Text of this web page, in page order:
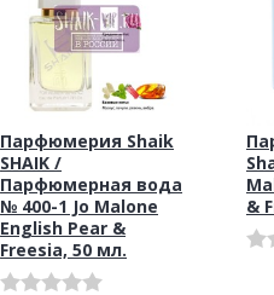
Парфюмерия Shaik
SHAIK /
Парфюмерная вода
№ 400-1 Jo Malone
English Pear &
Freesia, 50 мл.
&